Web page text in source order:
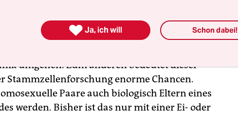
es ohnehin unmöglich, Innovationen aufzuhalten.
ist, wird auch genutzt – wenn nicht bei uns,
umgehen. Zum anderen bedeutet dieser
Stammzellenforschung enorme Chancen.
Paare auch biologisch Eltern eines
werden. Bisher ist das nur mit einer Ei- oder
 Ja, ich will Schon dabei!